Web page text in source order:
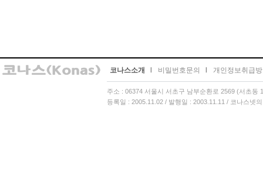
코나스소개 비밀번호문의 개인정보취급
주소 : 06374 서울시 서초구 남부순환로 2569 (서초
등록일 : 2005.11.02 / 발행일 : 2003.11.11 / 코나스넷